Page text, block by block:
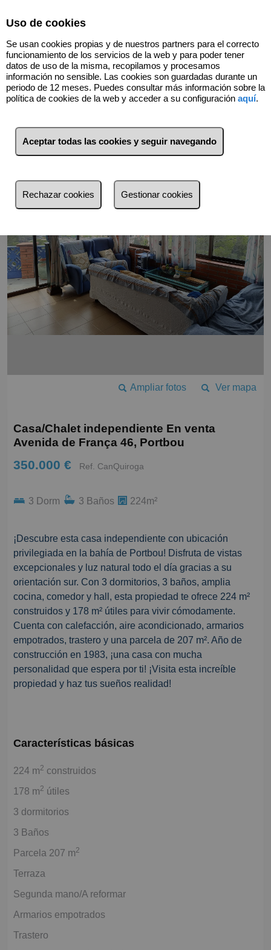
Volver
Ver mapa
Ampliar fotos
Casa/Chalet independiente En venta
Avenida de França 46, Portbou
350.000 € Ref. CanQuiroga
3 Dorm 3 Baños 224m²
¡Descubre esta casa independiente con ubicación
privilegiada en la bahía de Portbou! Disfruta de vistas
excepcionales y luz natural todo el día gracias a su
orientación sur. Con 3 dormitorios, 3 baños, amplia
cocina, comedor y hall, esta propiedad te ofrece 224 m²
construidos y 178 m² útiles para vivir cómodamente.
Cuenta con calefacción, aire acondicionado, armarios
empotrados, trastero y una parcela de 207 m². Año de
construcción en 1983, ¡una casa con mucha
personalidad que espera por ti! ¡Visita esta increíble
propiedad y haz tus sueños realidad!
Características básicas
224 m2 construidos
178 m2 útiles
3 dormitorios
3 Baños
Parcela 207 m2
Terraza
Segunda mano/A reformar
Armarios empotrados
Trastero
Uso de cookies
Se usan cookies propias y de nuestros partners para el correcto
funcionamiento de los servicios de la web y para poder tener
datos de uso de la misma, recopilamos y procesamos
información no sensible. Las cookies son guardadas durante un
periodo de 12 meses. Puedes consultar más información sobre la
política de cookies de la web y acceder a su configuración aquí.
Aceptar todas las cookies y seguir navegando
Rechazar cookies Gestionar cookies